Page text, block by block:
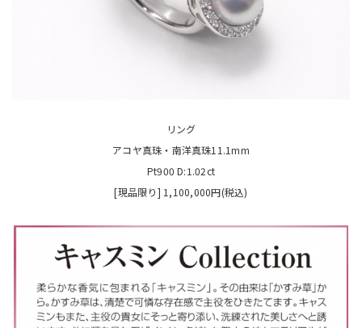
リング
アコヤ真珠・南洋真珠11.1mm
Pt900 D:1.02ct
[現品限り] 1,100,000円(税込)